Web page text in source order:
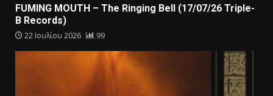
FUMING MOUTH – The Ringing Bell (17/07/26 Triple-
B Records)
22 Ιουλίου 2026 99